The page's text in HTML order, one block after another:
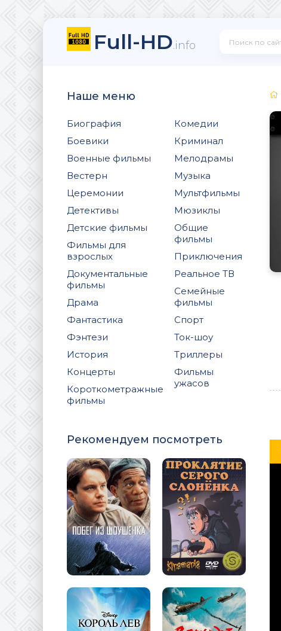
Full-HD.info
Наше меню
Биография
Боевики
Военные фильмы
Вестерн
Церемонии
Детективы
Детские фильмы
Фильмы для
взрослых
Документальные
фильмы
Драма
Фантастика
Фэнтези
История
Концерты
Короткометражные
фильмы
Комедии
Криминал
Мелодрамы
Музыка
Мультфильмы
Мюзиклы
Общие
фильмы
Приключения
Реальное ТВ
Семейные
фильмы
Спорт
Ток-шоу
Триллеры
Фильмы
ужасов
Рекомендуем посмотреть